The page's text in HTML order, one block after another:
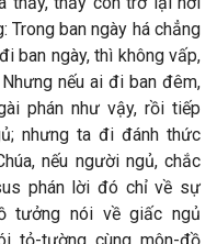
ban ngày há chẳng
ban ngày, thì không vấp,
nếu ai đi ban đêm,
phán như vậy, rồi tiếp
nhưng ta đi đánh thức
nếu người ngủ, chắc
phán lời đó chỉ về sự
tưởng nói về giấc ngủ